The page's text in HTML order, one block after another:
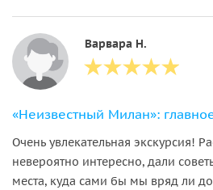
Варвара Н.
«Неизвестный Милан»:
Очень увлекательная экскурсия!
невероятно интересно, дали
места, куда сами бы мы вряд ли